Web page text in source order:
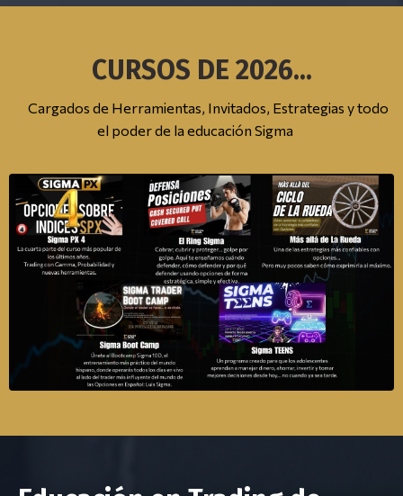
CURSOS DE 2026...
Cargados de Herramientas, Invitados, Estrategias y todo
el poder de la educación Sigma